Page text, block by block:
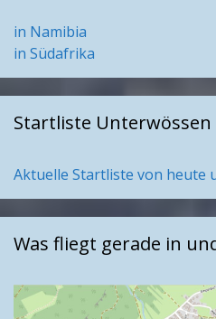
in Namibia
in Südafrika
Startliste Unterwössen
Aktuelle Startliste von heute
Was fliegt gerade in